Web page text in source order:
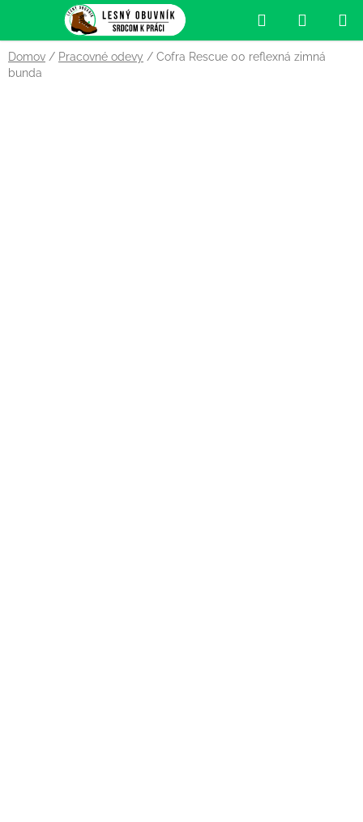
obsah
Hľadať
KOŠÍK
Domov / Pracovné odevy / Cofra Rescue 00 reflexná zimná
bunda